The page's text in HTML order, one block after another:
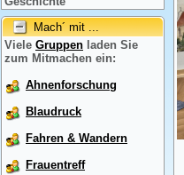
Mach´ mit ...
Viele Gruppen laden Sie
zum Mitmachen ein:
Ahnenforschung
Blaudruck
Fahren & Wandern
Frauentreff